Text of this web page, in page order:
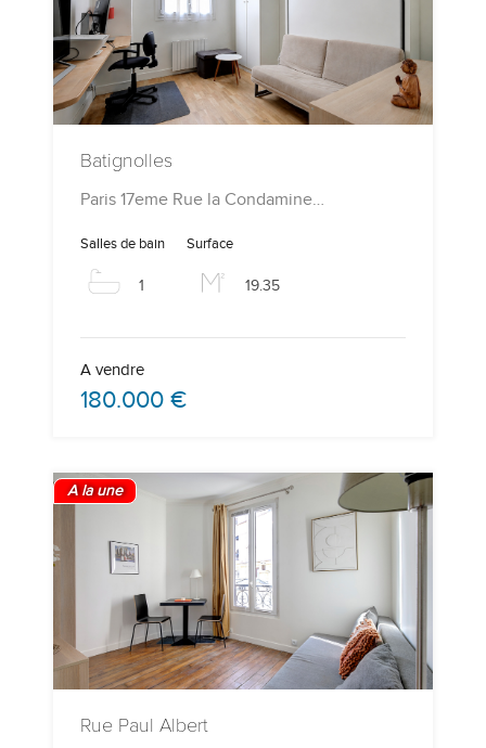
Batignolles
Paris 17eme Rue la Condamine…
Salles de bain
1
Surface
19.35
A vendre
180.000 €
A la une
Rue Paul Albert